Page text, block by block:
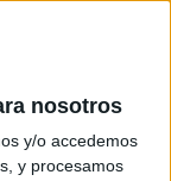
nosotros
y/o accedemos
y procesamos